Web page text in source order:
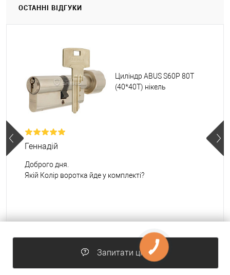
Запитати ціну
ОСТАННІ ВІДГУКИ
Циліндр ABUS S60P 80T
(40*40T) нікель
Геннадій
Доброго дня.
Якій Колір воротка йде у комплекті?